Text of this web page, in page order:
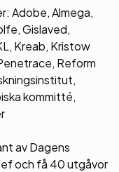
Adobe, Almega,
Gislaved,
Kreab, Kristow
Reform
kommitté,
av Dagens
och få 40 utgåvor